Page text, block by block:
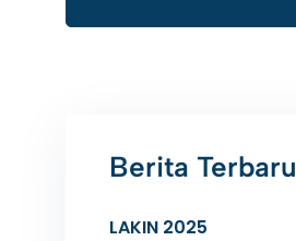
Berita Terbaru
LAKIN 2025